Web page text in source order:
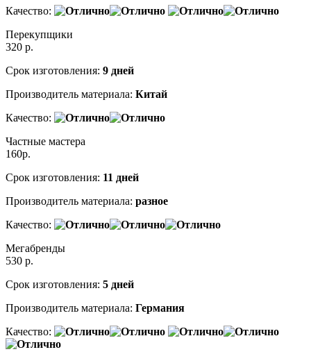
Качество:
Перекупщики
320 р.
Срок изготовления: 9 дней
Производитель материала: Китай
Качество:
Частные мастера
160р.
Срок изготовления: 11 дней
Производитель материала: разное
Качество:
Мегабренды
530 р.
Срок изготовления: 5 дней
Производитель материала: Германия
Качество: